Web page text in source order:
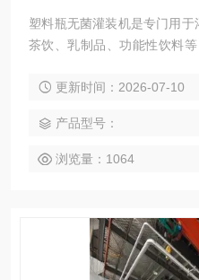
塑料瓶无菌灌装机是专门用于
茶饮、乳制品、功能性饮料
不添加防腐剂。
更新时间：2026-07-10
产品型号：
浏览量：1064